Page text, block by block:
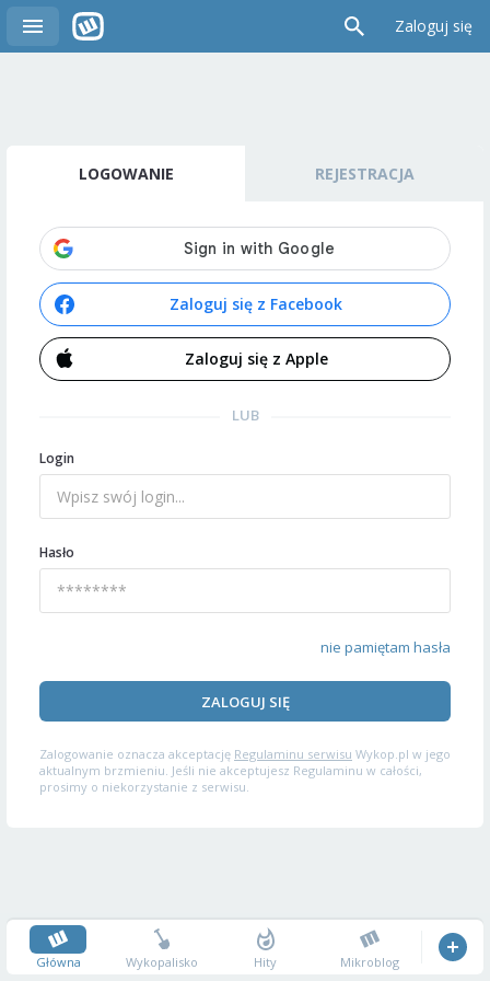
Zaloguj się
LOGOWANIE REJESTRACJA
Zaloguj się z Facebook
Zaloguj się z Apple
LUB
Login
Hasło
nie pamiętam hasła
ZALOGUJ SIĘ
Zalogowanie oznacza akceptację Regulaminu serwisu Wykop.pl w jego
aktualnym brzmieniu. Jeśli nie akceptujesz Regulaminu w całości,
prosimy o niekorzystanie z serwisu.
Główna Wykopalisko Hity Mikroblog